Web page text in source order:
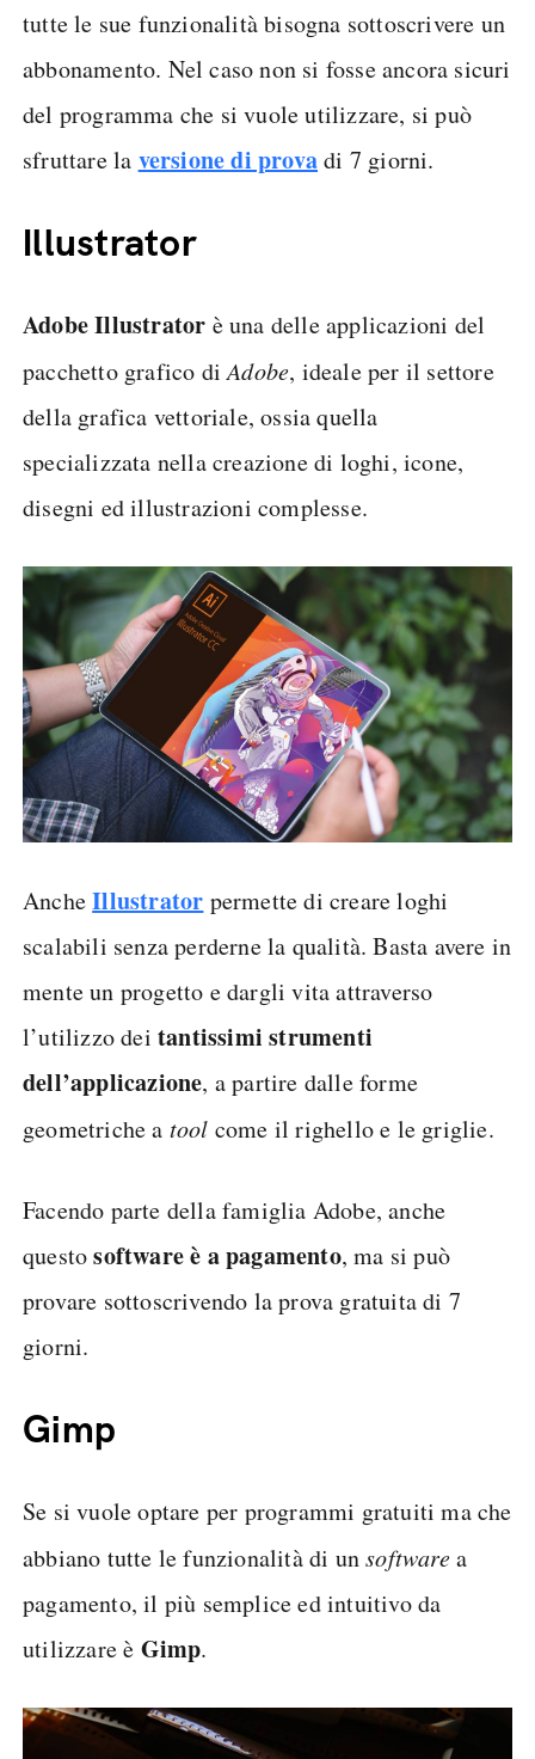
tutte le sue funzionalità bisogna sottoscrivere un
abbonamento. Nel caso non si fosse ancora sicuri
del programma che si vuole utilizzare, si può
sfruttare la versione di provadi 7 giorni.
Illustrator
Adobe Illustrator è una delle applicazioni del
pacchetto grafico diAdobe, ideale per il settore
della grafica vettoriale, ossia quella
specializzata nella creazione di loghi, icone,
disegni ed illustrazioni complesse.
AncheIllustrator permette di creare loghi
scalabili senza perderne la qualità. Basta avere in
mente un progetto e dargli vita attraverso
l’utilizzo dei tantissimi strumenti
dell’applicazione, a partire dalle forme
geometriche a tool come il righello e le griglie.
Facendo parte della famiglia Adobe, anche
questosoftware è a pagamento, ma si può
provare sottoscrivendo la prova gratuita di 7
giorni.
Gimp
Se si vuole optare per programmi gratuiti ma che
abbiano tutte le funzionalità di unsoftwarea
pagamento, il più semplice ed intuitivo da
utilizzare è Gimp.